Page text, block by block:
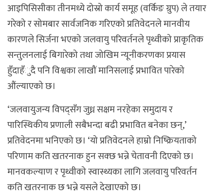
आइपिसिसीका तीनमध्ये दोस्रो कार्य समूह (वर्किङ ग्रुप) ले तयार
गरेको र सोमबार सार्वजनिक गरिएको प्रतिवेदनले मानवीय
कारणले सिर्जना भएको जलवायु परिवर्तनले पृथ्वीको प्राकृतिक
सन्तुलनलाई बिगारेको तथा जोखिम न्यूनीकरणका प्रयास
हुँदाहँुदै पनि विश्वका लाखौं मानिसलाई प्रभावित पारेको
औंल्याएको छ।
‘जलवायुजन्य विपद्सँग जुध्न सक्षम नरहेका समुदाय र
पारिस्थिकीय प्रणाली सबैभन्दा बढी प्रभावित बनेका छन्,’
प्रतिवेदनमा भनिएको छ। ‘यो प्रतिवेदनले हाम्रो निष्क्रियताको
परिणाम कति खतरनाक हुन सक्छ भन्ने चेतावनी दिएको छ।
मानवकल्याण र पृथ्वीको स्वास्थ्यका लागि जलवायु परिवर्तन
कति खतरनाक छ भन्ने यसले देखाएको छ।